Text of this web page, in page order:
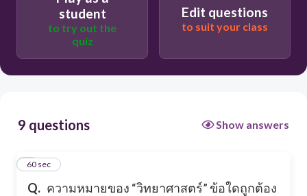
student
to try out the
quiz
Edit questions
to suit your class
9 questions Show answers
Q. ความหมายของ “วิทยาศาสตร์” ข้อใดถูกต้อง
160 sec